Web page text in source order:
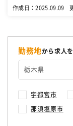
頂きます。 施工管理アプリ ＡＮＤＰＡＤを使用しての営業活動となり
募してください！
囲関係者とコミュニケ
隊・転職・求人］
作成日：2025.09.09
勤務地から求人
宇都宮市
那須塩原市